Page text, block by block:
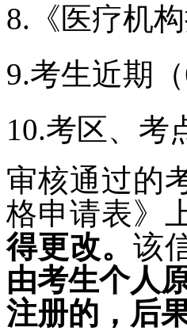
8. 《医疗机
9.考生近期（
10.考区、考
审核通过的
格申请表》
得更改。 该
由考生个人
注册的，后